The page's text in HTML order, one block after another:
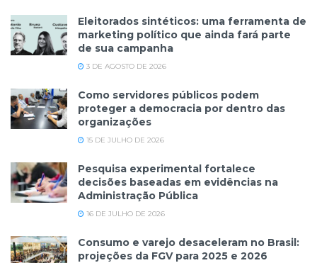
Eleitorados sintéticos: uma ferramenta de
marketing político que ainda fará parte
de sua campanha
3 DE AGOSTO DE 2026
Como servidores públicos podem
proteger a democracia por dentro das
organizações
15 DE JULHO DE 2026
Pesquisa experimental fortalece
decisões baseadas em evidências na
Administração Pública
16 DE JULHO DE 2026
Consumo e varejo desaceleram no Brasil:
projeções da FGV para 2025 e 2026